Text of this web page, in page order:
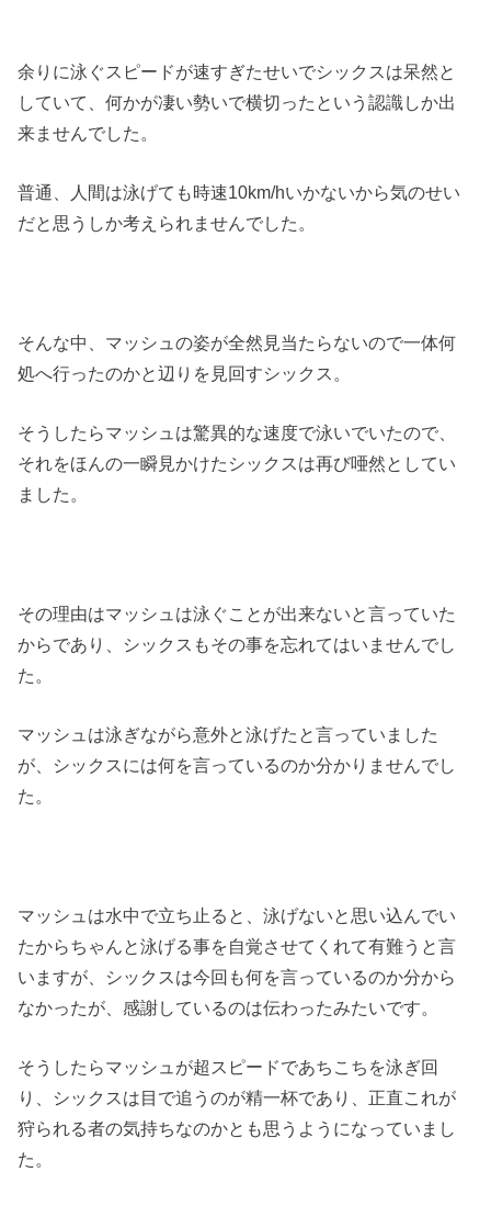
余りに泳ぐスピードが速すぎたせいでシックスは呆然と
していて、何かが凄い勢いで横切ったという認識しか出
来ませんでした。
普通、人間は泳げても時速10km/hいかないから気のせい
だと思うしか考えられませんでした。
そんな中、マッシュの姿が全然見当たらないので一体何
処へ行ったのかと辺りを見回すシックス。
そうしたらマッシュは驚異的な速度で泳いでいたので、
それをほんの一瞬見かけたシックスは再び唖然としてい
ました。
その理由はマッシュは泳ぐことが出来ないと言っていた
からであり、シックスもその事を忘れてはいませんでし
た。
マッシュは泳ぎながら意外と泳げたと言っていました
が、シックスには何を言っているのか分かりませんでし
た。
マッシュは水中で立ち止ると、泳げないと思い込んでい
たからちゃんと泳げる事を自覚させてくれて有難うと言
いますが、シックスは今回も何を言っているのか分から
なかったが、感謝しているのは伝わったみたいです。
そうしたらマッシュが超スピードであちこちを泳ぎ回
り、シックスは目で追うのが精一杯であり、正直これが
狩られる者の気持ちなのかとも思うようになっていまし
た。